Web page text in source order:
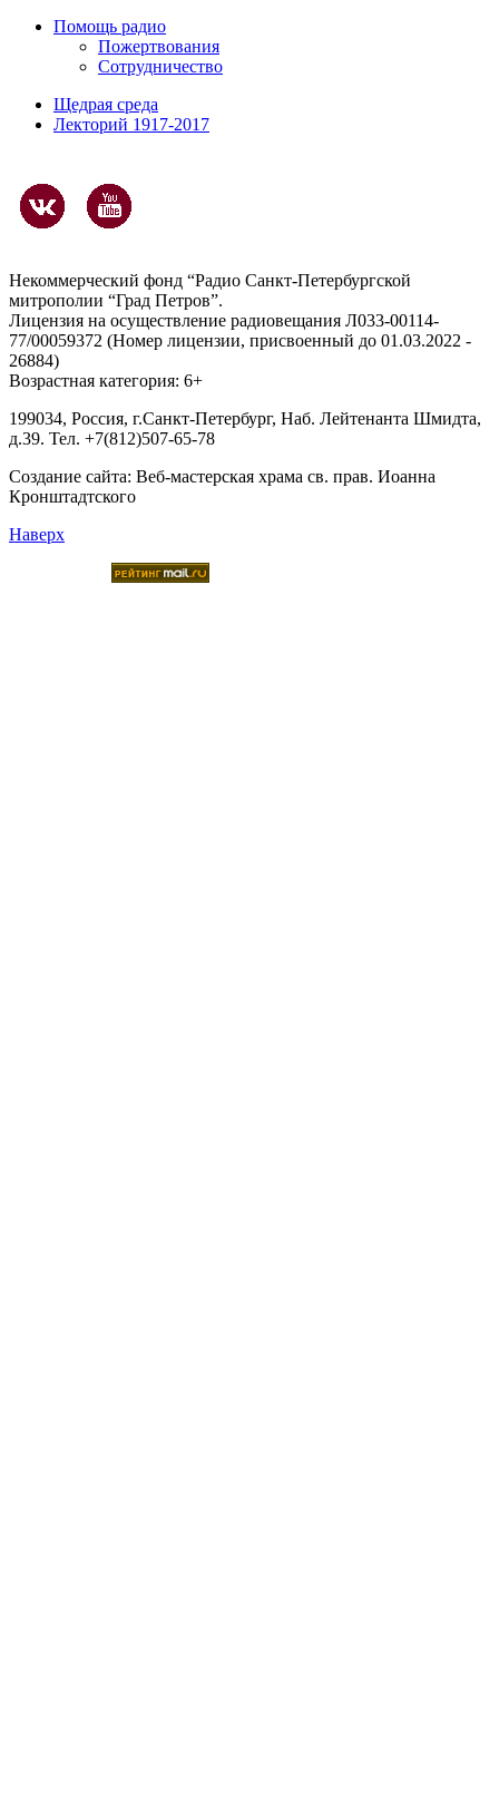
Помощь радио
Пожертвования
Сотрудничество
Щедрая среда
Лекторий 1917-2017
Некоммерческий фонд “Радио Санкт-Петербургской
митрополии “Град Петров”.
Лицензия на осуществление радиовещания Л033-00114-
77/00059372 (Номер лицензии, присвоенный до 01.03.2022 -
26884)
Возрастная категория: 6+
199034, Россия, г.Санкт-Петербург, Наб. Лейтенанта Шмидта,
д.39. Тел. +7(812)507-65-78
Создание сайта: Веб-мастерская храма св. прав. Иоанна
Кронштадтского
Наверх